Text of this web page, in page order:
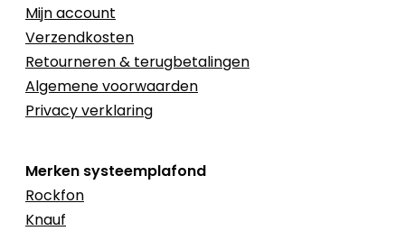
Mijn account
Verzendkosten
Retourneren & terugbetalingen
Algemene voorwaarden
Privacy verklaring
Merken systeemplafond
Rockfon
Knauf